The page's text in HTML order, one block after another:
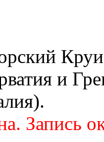
и
Запись